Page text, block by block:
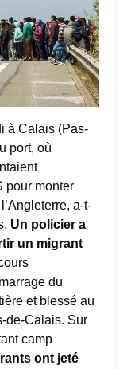
à Calais (Pas-
port, où
pour monter
a-t-
Un policier a
un migrant
du
et blessé au
de-Calais. Sur
camp
ont jeté